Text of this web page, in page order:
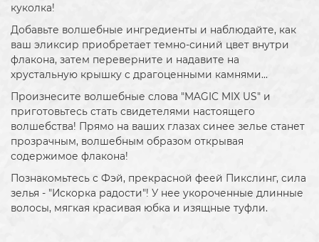
куколка!
Добавьте волшебные ингредиенты и наблюдайте, как
ваш эликсир приобретает темно-синий цвет внутри
флакона, затем переверните и надавите на
хрустальную крышку с драгоценными камнями…
Произнесите волшебные слова "MAGIC MIX US" и
приготовьтесь стать свидетелями настоящего
волшебства! Прямо на ваших глазах синее зелье станет
прозрачным, волшебным образом открывая
содержимое флакона!
Познакомьтесь с Фэй, прекрасной феей Пикслинг, сила
зелья - "Искорка радости"! У нее укороченные длинные
волосы, мягкая красивая юбка и изящные туфли.